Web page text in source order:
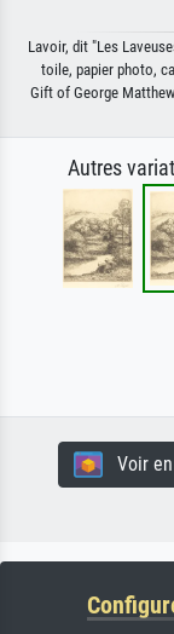
Lavoir, dit "Les
toile, papier photo,
Gift of George
Autres
Voir